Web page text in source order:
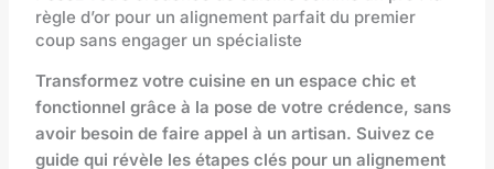
règle d’or pour un alignement parfait du premier
coup sans engager un spécialiste
Transformez votre cuisine en un espace chic et
fonctionnel grâce à la pose de votre crédence, sans
avoir besoin de faire appel à un artisan. Suivez ce
guide qui révèle les étapes clés pour un alignement